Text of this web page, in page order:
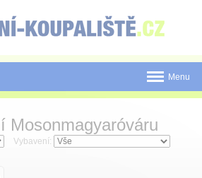
Menu
Mosonmagyaróváru
Vybavení: